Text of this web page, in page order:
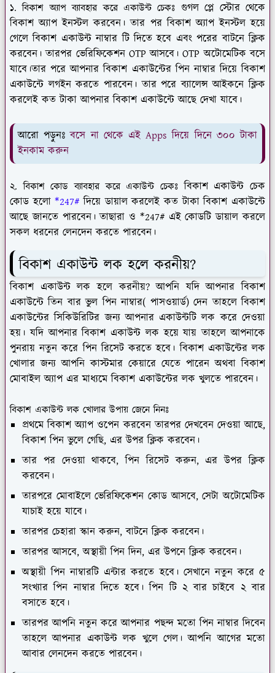
১. বিকাশ অ্যাপ ব্যাবহার করে একাউন্ট চেকঃ গুগল প্লে স্টোর থেকে
বিকাশ অ্যাপ ইনস্টল করবেন। তার পর বিকাশ অ্যাপ ইনস্টল হয়ে
গেলে বিকাশ একাউন্ট নাম্বার টি দিতে হবে এবং পরের বাটনে ক্লিক
করবেন। তারপর ভেরিফিকেশন OTP আসবে। OTP অটোমেটিক বসে
যাবে।তার পরে আপনার বিকাশ একাউন্টের পিন নাম্বার দিয়ে বিকাশ
একাউন্টে লগইন করতে পারবেন। তার পরে ব্যালেন্স আইকনে ক্লিক
করলেই কত টাকা আপনার বিকাশ একাউন্টে আছে দেখা যাবে।
আরো পড়ুনঃবসে না থেকে এই Apps দিয়ে দিনে ৩০০ টাকা
ইনকাম করুন
২. বিকাশ কোড ব্যাবহার করে একাউন্ট চেকঃ বিকাশ একাউন্ট চেক
কোড হলো*247# দিয়ে ডায়াল করলেই কত টাকা বিকাশ একাউন্টে
আছে জানতে পারবেন। তাছারা ও *247# এই কোডটি ডায়াল করলে
সকল ধরনের লেনদেন করতে পারবেন।
বিকাশ একাউন্ট লক হলে করনীয়?
বিকাশ একাউন্ট লক হলে করনীয়? আপনি যদি আপনার বিকাশ
একাউন্টে তিন বার ভুল পিন নাম্বার( পাসওয়ার্ড) দেন তাহলে বিকাশ
একাউন্টের সিকিউরিটির জন্য আপনার একাউন্টটি লক করে দেওয়া
হয়। যদি আপনার বিকাশ একাউন্ট লক হয়ে যায় তাহলে আপনাকে
পুনরায় নতুন করে পিন রিসেট করতে হবে। বিকাশ একাউন্টের লক
খোলার জন্য আপনি কাস্টমার কেয়ারে যেতে পারেন অথবা বিকাশ
মোবাইল অ্যাপ এর মাধ্যমে বিকাশ একাউন্টের লক খুলতে পারবেন।
বিকাশ একাউন্ট লক খোলার উপায় জেনে নিনঃ
প্রথমে বিকাশ অ্যাপ ওপেন করবেন তারপর দেখবেন দেওয়া আছে,
বিকাশ পিন ভুলে গেছি, এর উপর ক্লিক করবেন।
তার পর দেওয়া থাকবে, পিন রিসেট করুন, এর উপর ক্লিক
করবেন।
তারপরে মোবাইলে ভেরিফিকেশন কোড আসবে, সেটা অটোমেটিক
যাচাই হয়ে যাবে।
তারপর চেহারা স্কান করুন, বাটনে ক্লিক করবেন।
তারপর আসবে, অস্থায়ী পিন দিন, এর উপনে ক্লিক করবেন।
অস্থায়ী পিন নাম্বারটি এন্টার করতে হবে। সেখানে নতুন করে ৫
সংখ্যার পিন নাম্বার দিতে হবে। পিন টি ২ বার চাইবে ২ বার
বসাতে হবে।
তারপর আপনি নতুন করে আপনার পছন্দ মতো পিন নাম্বার দিবেন
তাহলে আপনার একাউন্ট লক খুলে গেল। আপনি আগের মতো
আবার লেনদেন করতে পারবেন।